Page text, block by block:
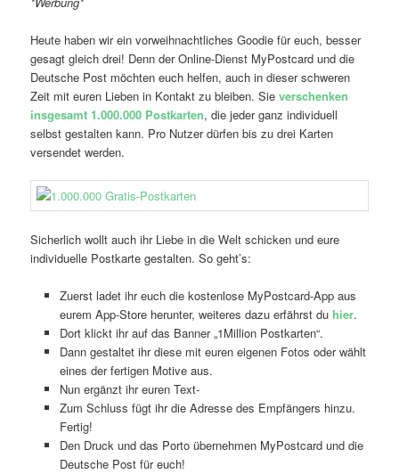
Heute haben wir ein vorweihnachtliches Goodie für euch, besser
gesagt gleich drei! Denn der Online-Dienst MyPostcard und die
Deutsche Post möchten euch helfen, auch in dieser schweren
Zeit mit euren Lieben in Kontakt zu bleiben. Sieverschenken
insgesamt 1.000.000 Postkarten, die jeder ganz individuell
selbst gestalten kann. Pro Nutzer dürfen bis zu drei Karten
versendet werden.
Sicherlich wollt auch ihr Liebe in die Welt schicken und eure
individuelle Postkarte gestalten. So geht’s:
Zuerst ladet ihr euch die kostenlose MyPostcard-App aus
eurem App-Store herunter, weiteres dazu erfährst du hier.
Dort klickt ihr auf das Banner „1Million Postkarten“.
Dann gestaltet ihr diese mit euren eigenen Fotos oder wählt
eines der fertigen Motive aus.
Nun ergänzt ihr euren Text-
Zum Schluss fügt ihr die Adresse des Empfängers hinzu.
Fertig!
Den Druck und das Porto übernehmen MyPostcard und die
Deutsche Post für euch!